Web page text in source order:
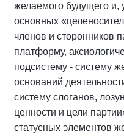
желаемого будущего
основных
членов и сторонников
платформу,
подсистему - систему
оснований
систему слоганов,
ценности и цели
статусных элементов